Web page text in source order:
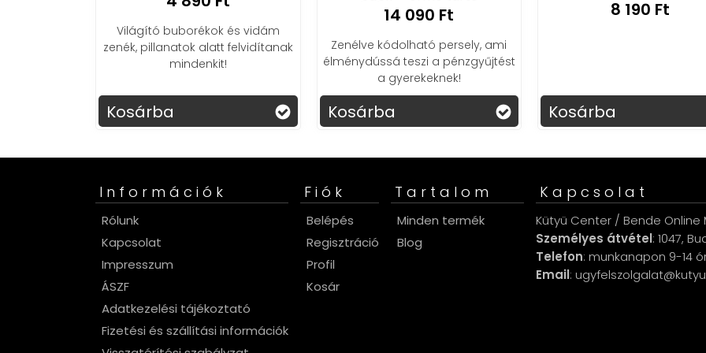
Világító buborékok és vidám
zenék, pillanatok alatt felvidítanak
mindenkit!
Kosárba
14 090 Ft
Zenélve kódolható persely, ami
élménydússá teszi a pénzgyűjtést
a gyerekeknek!
Kosárba
8 190 Ft
Kosárba
Információk
Rólunk
Kapcsolat
Impresszum
ÁSZF
Adatkezelési tájékoztató
Fizetési és szállítási információk
Fiók
Belépés
Regisztráció
Profil
Kosár
Tartalom
Minden termék
Blog
Kapcsolat
Kütyü Center / Bende Online
Személyes átvétel: 1047,
Telefon: munkanapon 9-14
Email: